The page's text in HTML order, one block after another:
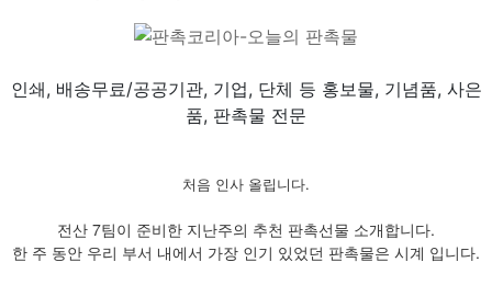
인쇄, 배송무료/공공기관, 기업, 단체 등 홍보물, 기념품, 사은
품, 판촉물 전문
처음 인사 올립니다.
전산 7팀이 준비한 지난주의 추천 판촉선물 소개합니다.
한 주 동안 우리 부서 내에서 가장 인기 있었던 판촉물은 시계 입니다.